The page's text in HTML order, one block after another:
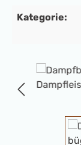
Bildergalerie
Kategorie: